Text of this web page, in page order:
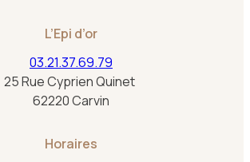
L’Epi d’or
03.21.37.69.79
25 Rue Cyprien Quinet
62220 Carvin
Horaires